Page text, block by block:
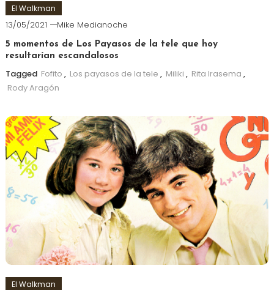
El Walkman
13/05/2021 Mike Medianoche
5 momentos de Los Payasos de la tele que hoy
resultarían escandalosos
Tagged Fofito , Los payasos de la tele , Miliki , Rita Irasema ,
Rody Aragón
El Walkman